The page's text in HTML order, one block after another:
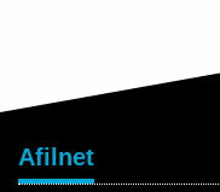
Afilnet